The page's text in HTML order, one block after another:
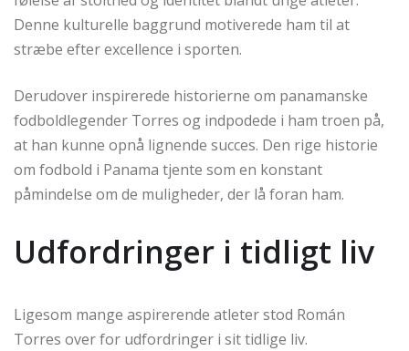
Denne kulturelle baggrund motiverede ham til at
stræbe efter excellence i sporten.
Derudover inspirerede historierne om panamanske
fodboldlegender Torres og indpodede i ham troen på,
at han kunne opnå lignende succes. Den rige historie
om fodbold i Panama tjente som en konstant
påmindelse om de muligheder, der lå foran ham.
Udfordringer i tidligt liv
Ligesom mange aspirerende atleter stod Román
Torres over for udfordringer i sit tidlige liv.